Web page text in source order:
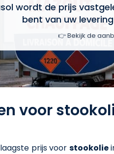
wordt de prijs
bent van uw
👉 Bekijk de
voor
prijs voor stookolie